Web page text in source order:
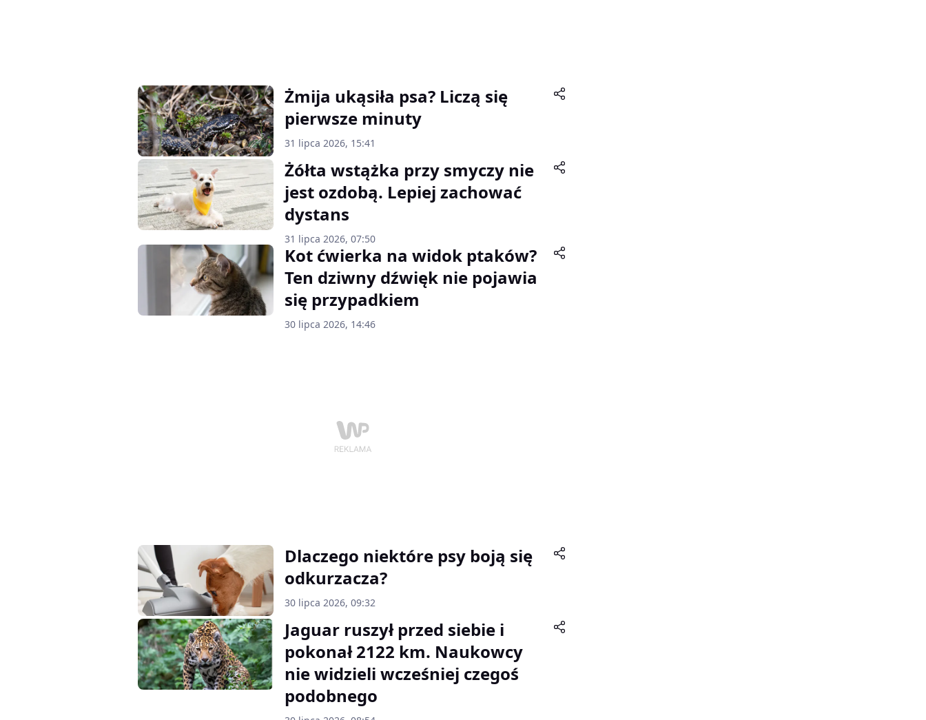
Żmija ukąsiła psa? Liczą się
pierwsze minuty
31 lipca 2026, 15:41
Żółta wstążka przy smyczy nie
jest ozdobą. Lepiej zachować
dystans
31 lipca 2026, 07:50
Kot ćwierka na widok ptaków?
Ten dziwny dźwięk nie pojawia
się przypadkiem
30 lipca 2026, 14:46
Dlaczego niektóre psy boją się
odkurzacza?
30 lipca 2026, 09:32
Jaguar ruszył przed siebie i
pokonał 2122 km. Naukowcy
nie widzieli wcześniej czegoś
podobnego